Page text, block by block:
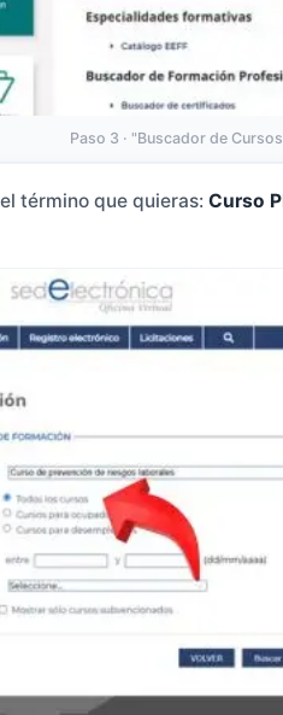
Paso 3 · "Buscador de
término que quieras: Curso